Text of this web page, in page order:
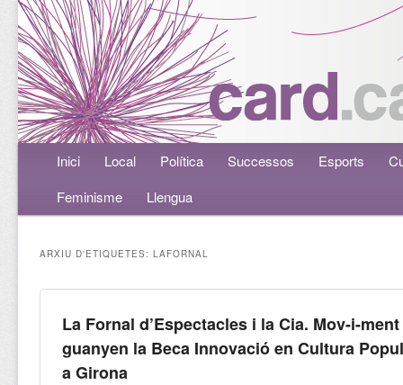
Menú principalAneu al contingut principal
Aneu al contingut secundari
Inici Local Política Successos Esports
Feminisme
Llengua
ARXIU D'ETIQUETES:LAFORNAL
La Fornal d’Espectacles i la Cia. Mov-i-ment
guanyen la Beca Innovació en Cultura
a Girona